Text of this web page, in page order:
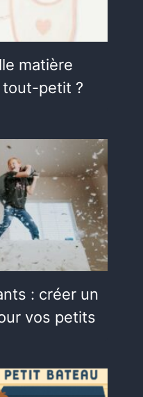
matière
petit ?
: créer un
vos petits